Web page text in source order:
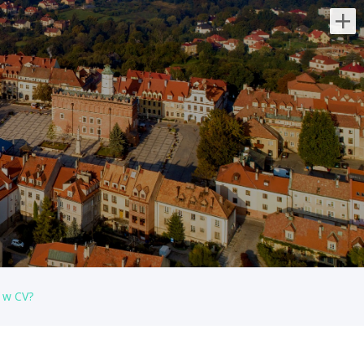
Najnowsze oferty pracy:
Kierowca C+E
Wrosped
świętokrzyskie/
Obszar pracy: Polska i Czechy Opis
stanowiska pracy: Prowadzenie pojazdu
ciężarowego z naczepą firaną na terenie
Polski i Czech. Wymagania: Aktualne
prawo...
dzisiaj
CV?